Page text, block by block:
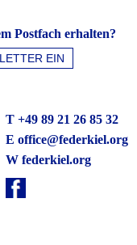
Postfach erhalten?
T +49 89 21 26 85 32
E office@federkiel.org
W federkiel.org